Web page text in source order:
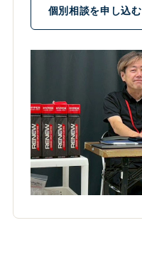
個別相談を申し込む